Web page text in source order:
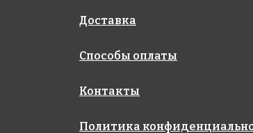
Доставка
Способы оплаты
Контакты
Политика